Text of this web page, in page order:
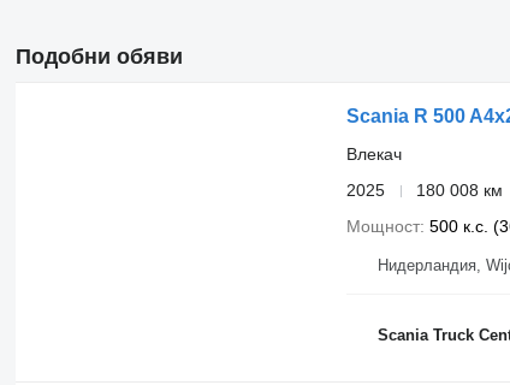
Stationary heating
Подобни обяви
Scania R 500
Влекач
2025
180 008 км
Мощност 500 к.с.
Нидерландия,
Scania Truck